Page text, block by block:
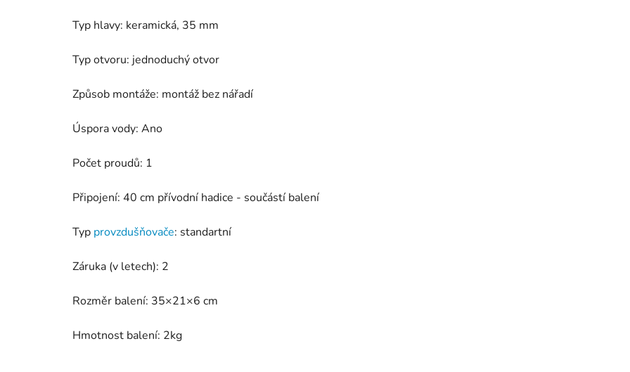
Typ hlavy: keramická, 35 mm
Typ otvoru: jednoduchý otvor
Způsob montáže: montáž bez nářadí
Úspora vody: Ano
Počet proudů: 1
Připojení: 40 cm přívodní hadice - součástí balení
Typ provzdušňovače: standartní
Záruka (v letech): 2
Rozměr balení: 35×21×6 cm
Hmotnost balení: 2kg